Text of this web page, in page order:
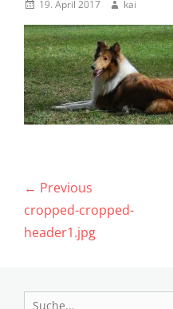
Posted19. April 2017 Author
kai
Beitragsnavigation
← Previous
Previous
post:
cropped-cropped-
header1.jpg
Search